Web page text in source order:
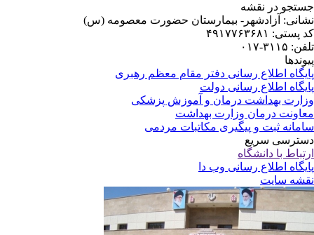
در نقشه
آزادشهر- بیمارستان حضورت معصومه (س)
۴۹۱۷۷۶۳۶۸۱
۳۱۱۵-۰۱۷
اطلاع رسانی دفتر مقام معظم رهبری
اطلاع رسانی دولت
بهداشت درمان و آموزش پزشکی
درمان وزارت بهداشت
ثبت و پیگیری مکاتبات مردمی
سریع
با دانشگاه
اطلاع رسانی وب دا
سایت